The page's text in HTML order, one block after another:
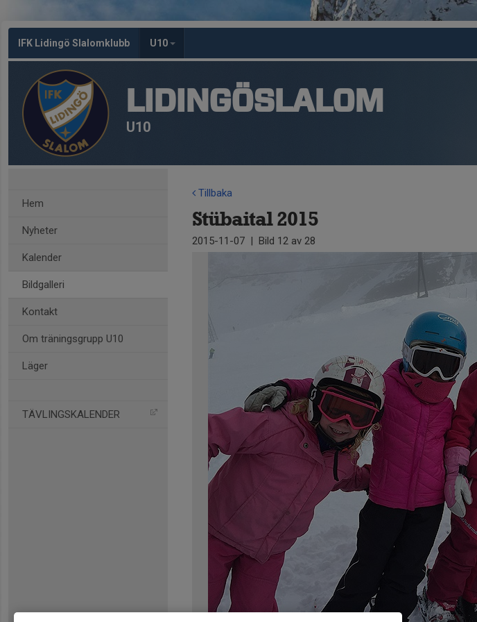
IFK Lidingö Slalomklubb U10
LIDINGÖSLALOM
U10
Hem
Nyheter
Kalender
Bildgalleri
Kontakt
Om träningsgrupp U10
Läger
TÄVLINGSKALENDER
Tillbaka
Stübaital 2015
2015-11-07 | Bild 12 av 28